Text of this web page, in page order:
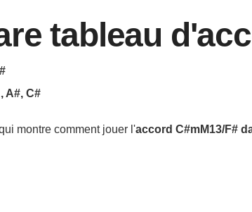
tableau
A#, C#
montre comment jouer l'accord C#mM13/F#